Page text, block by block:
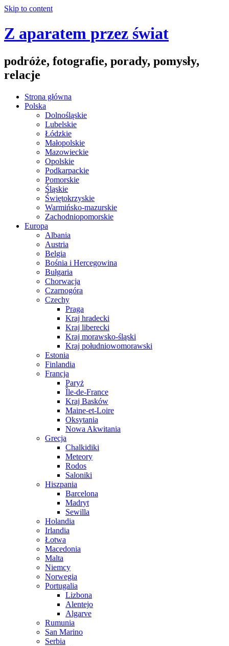
Skip to content
Z aparatem przez świat
podróże, fotografie, porady, pomysły,
relacje
Strona główna
Polska
Dolnośląskie
Lubelskie
Łódzkie
Małopolskie
Mazowieckie
Opolskie
Podkarpackie
Pomorskie
Śląskie
Świętokrzyskie
Warmińsko-mazurskie
Zachodniopomorskie
Europa
Albania
Austria
Belgia
Bośnia i Hercegowina
Bułgaria
Chorwacja
Czarnogóra
Czechy
Praga
Kraj hradecki
Kraj liberecki
Kraj morawsko-śląski
Kraj południowomorawski
Estonia
Finlandia
Francja
Paryż
Île-de-France
Kraj Basków
Maine-et-Loire
Oksytania
Nowa Akwitania
Grecja
Chalkidiki
Meteory
Rodos
Saloniki
Hiszpania
Barcelona
Madryt
Sewilla
Holandia
Irlandia
Łotwa
Macedonia
Malta
Niemcy
Norwegia
Portugalia
Lizbona
Alentejo
Algarve
Rumunia
San Marino
Serbia